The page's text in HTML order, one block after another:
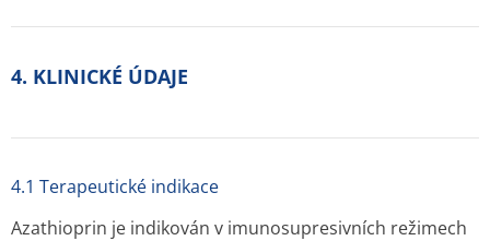
4. KLINICKÉ ÚDAJE
4.1 Terapeutické indikace
Azathioprin je indikován v imunosupresivních režimech